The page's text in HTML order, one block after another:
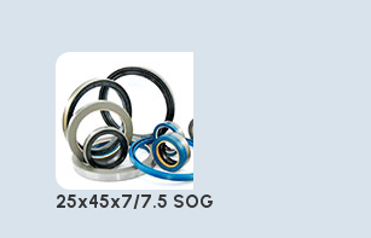
25x45x7/7.5 SOG